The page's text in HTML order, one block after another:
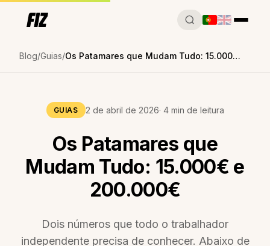
Blog Guias Os Patamares que Mudam Tudo: 15.000€ e 200.000€
GUIAS 2 de abril de 2026· 4 min de leitura
Os Patamares que
Mudam Tudo: 15.000€ e
200.000€
Dois números que todo o trabalhador
independente precisa de conhecer. Abaixo de